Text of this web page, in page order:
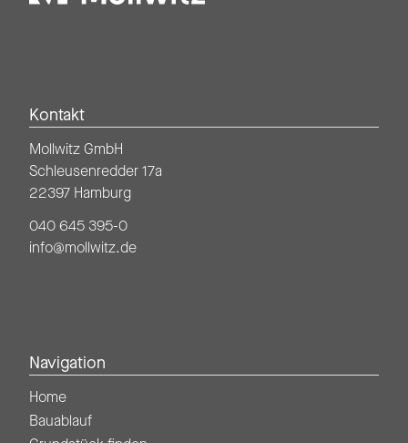
Kontakt
Mollwitz GmbH
Schleusenredder 17a
22397 Hamburg
040 645 395-0
info@mollwitz.de
Navigation
Home
Bauablauf